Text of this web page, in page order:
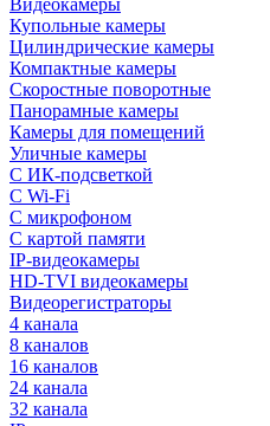
Видеокамеры
Купольные камеры
Цилиндрические камеры
Компактные камеры
Скоростные поворотные
Панорамные камеры
Камеры для помещений
Уличные камеры
С ИК-подсветкой
С Wi-Fi
С микрофоном
С картой памяти
IP-видеокамеры
HD-TVI видеокамеры
Видеорегистраторы
4 канала
8 каналов
16 каналов
24 канала
32 канала